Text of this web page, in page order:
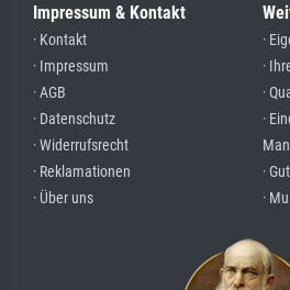
Impressum & Kontakt
· Kontakt
· Impressum
· AGB
· Datenschutz
· Widerrufsrecht
· Reklamationen
· Über uns
·
·
·
·
·
·